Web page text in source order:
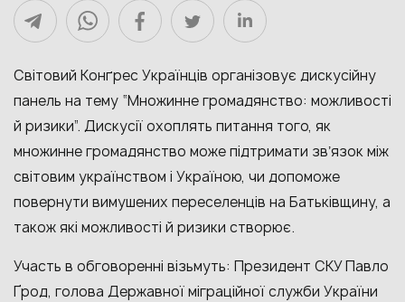
Світовий Конґрес Українців організовує дискусійну
панель на тему “Множинне громадянство: можливості
й ризики”. Дискусії охоплять питання того, як
множинне громадянство може підтримати звʼязок між
світовим українством і Україною, чи допоможе
повернути вимушених переселенців на Батьківщину, а
також які можливості й ризики створює.
Участь в обговоренні візьмуть: Президент СКУ Павло
Ґрод, голова Державної міграційної служби України